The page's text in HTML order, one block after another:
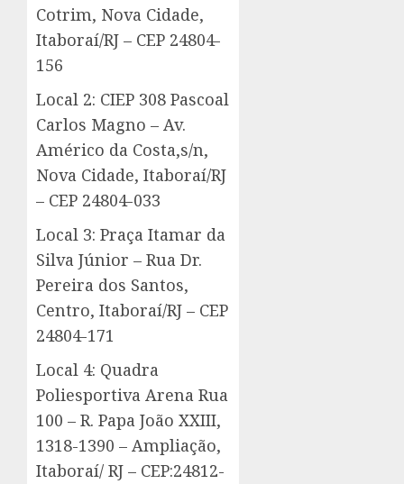
Cotrim, Nova Cidade,
Itaboraí/RJ – CEP 24804-
156
Local 2: CIEP 308 Pascoal
Carlos Magno – Av.
Américo da Costa,s/n,
Nova Cidade, Itaboraí/RJ
– CEP 24804-033
Local 3: Praça Itamar da
Silva Júnior – Rua Dr.
Pereira dos Santos,
Centro, Itaboraí/RJ – CEP
24804-171
Local 4: Quadra
Poliesportiva Arena Rua
100 – R. Papa João XXIII,
1318-1390 – Ampliação,
Itaboraí/ RJ – CEP:24812-